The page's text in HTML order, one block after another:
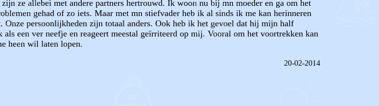
ze allebei met andere partners hertrouwd. Ik woon nu bij mn moeder en ga om het
gehad of zo iets. Maar met mn stiefvader heb ik al sinds ik me kan herinneren
persoonlijkheden zijn totaal anders. Ook heb ik het gevoel dat hij mijn half
een ver neefje en reageert meestal geïrriteerd op mij. Vooral om het voortrekken kan
heen wil laten lopen.
20-02-2014